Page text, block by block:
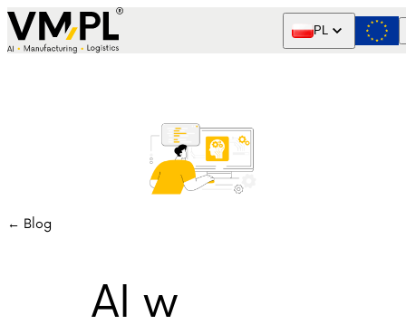
Skip to content
PL
← Blog
AI w